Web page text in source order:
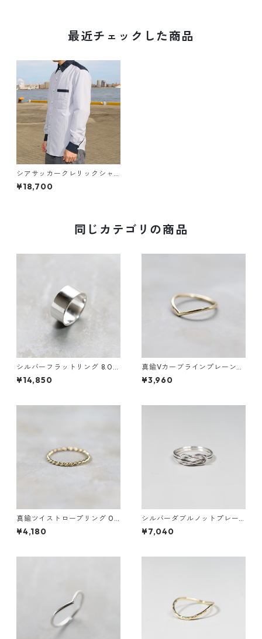
最近チェックした商品
シアサッカークレリックシャ
ツ｜WKA TWO-FABRIC BLEN
D CLERIC SHIRT 23｜FB-111
¥18,700
同じカテゴリの商品
シルバーフラットリング 8.0m
m幅 鏡面｜FA-1186
¥14,850
真鍮Vカーブラインプレーンリ
ング 1.5mm幅 鏡面｜FA-1184
¥3,960
真鍮ツイストロープリング 0.8
mm×2 鏡面｜FA-1168
¥4,180
シルバーダブルノットプレー
ンリング 1.2mm×2 鏡面｜FA-
1158
¥7,040